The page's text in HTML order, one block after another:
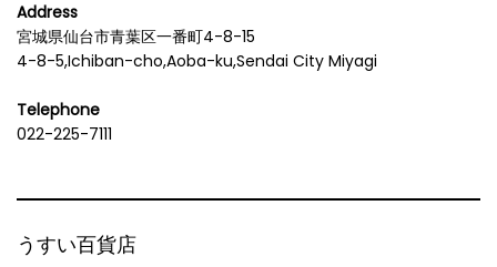
Address
宮城県仙台市青葉区一番町4-8-15
4-8-5,Ichiban-cho,Aoba-ku,Sendai City Miyagi
Telephone
022-225-7111
うすい百貨店